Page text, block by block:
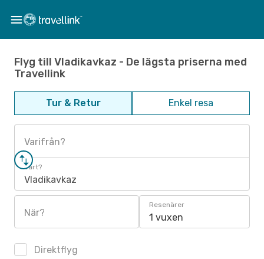
Flyg till Vladikavkaz - De lägsta priserna med
Travellink
Tur & Retur Enkel resa
Varifrån?
Vart?
Vladikavkaz
När?
Resenärer
1 vuxen
Direktflyg